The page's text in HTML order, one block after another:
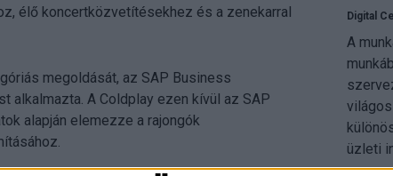
élő koncertközvetítésekhez és a zenekarral
megoldását, az SAP Business
alkalmazta. A Coldplay ezen kívül az SAP
alapján elemezze a rajongók
Digital
A
üzleti